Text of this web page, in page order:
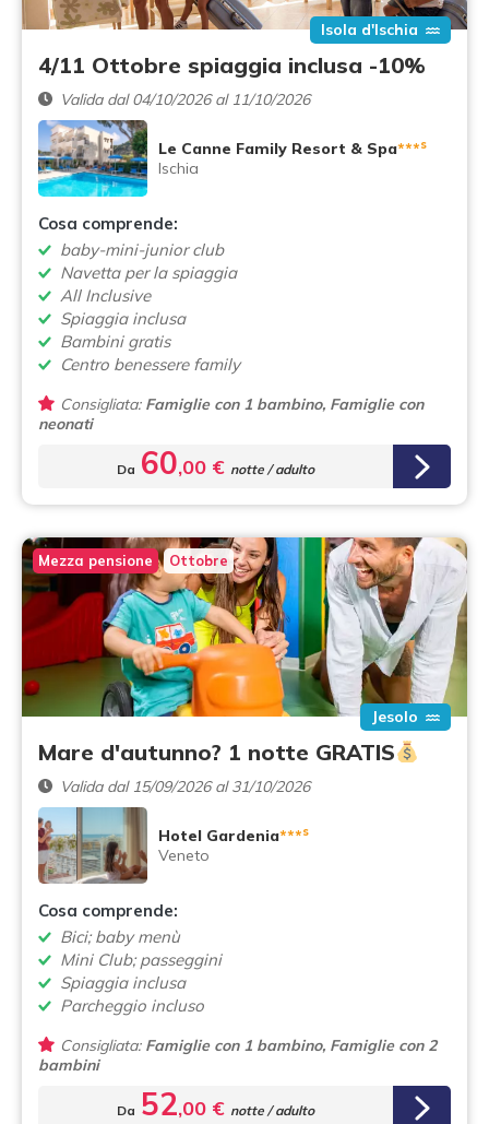
Isola d'Ischia
4/11 Ottobre spiaggia inclusa -10%
Valida dal 04/10/2026 al 11/10/2026
Le Canne Family Resort & Spa***s
Ischia
Cosa comprende:
baby-mini-junior club
Navetta per la spiaggia
All Inclusive
Spiaggia inclusa
Bambini gratis
Centro benessere family
Consigliata:Famiglie con 1 bambino, Famiglie con
neonati
Da 60,00 € notte / adulto
Mezza pensione Ottobre
Jesolo
Mare d'autunno? 1 notte GRATIS
Valida dal 15/09/2026 al 31/10/2026
Hotel Gardenia***s
Veneto
Cosa comprende:
Bici; baby menù
Mini Club; passeggini
Spiaggia inclusa
Parcheggio incluso
Consigliata:Famiglie con 1 bambino, Famiglie con 2
bambini
Da 52,00 € notte / adulto